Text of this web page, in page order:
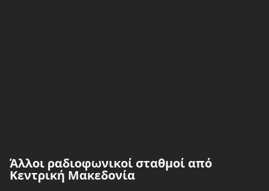
Άλλοι ραδιοφωνικοί σταθμοί από
Κεντρική Μακεδονία